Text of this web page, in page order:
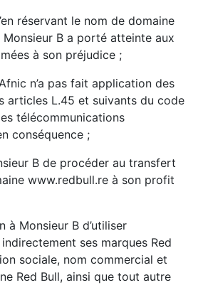
réservant le nom de domaine
B a porté atteinte aux
à son préjudice ;
n’a pas fait application des
articles L.45 et suivants du code
télécommunications
conséquence ;
B de procéder au transfert
www.redbull.re à son profit
à Monsieur B d’utiliser
ses marques Red
sociale, nom commercial et
Red Bull, ainsi que tout autre